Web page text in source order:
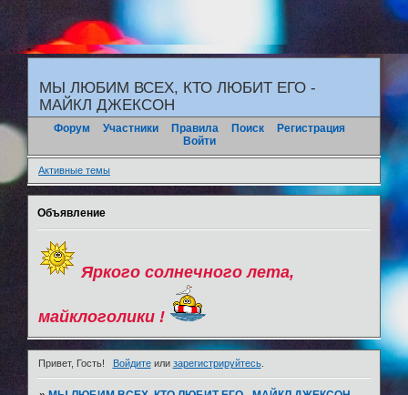
"
МЫ ЛЮБИМ ВСЕХ, КТО ЛЮБИТ ЕГО -
МАЙКЛ ДЖЕКСОН
Форум Участники Правила Поиск
Регистрация
Войти
Активные темы
Объявление
Яркого солнечного лета,
майклоголики !
Привет, Гость! Войдитеили зарегистрируйтесь.